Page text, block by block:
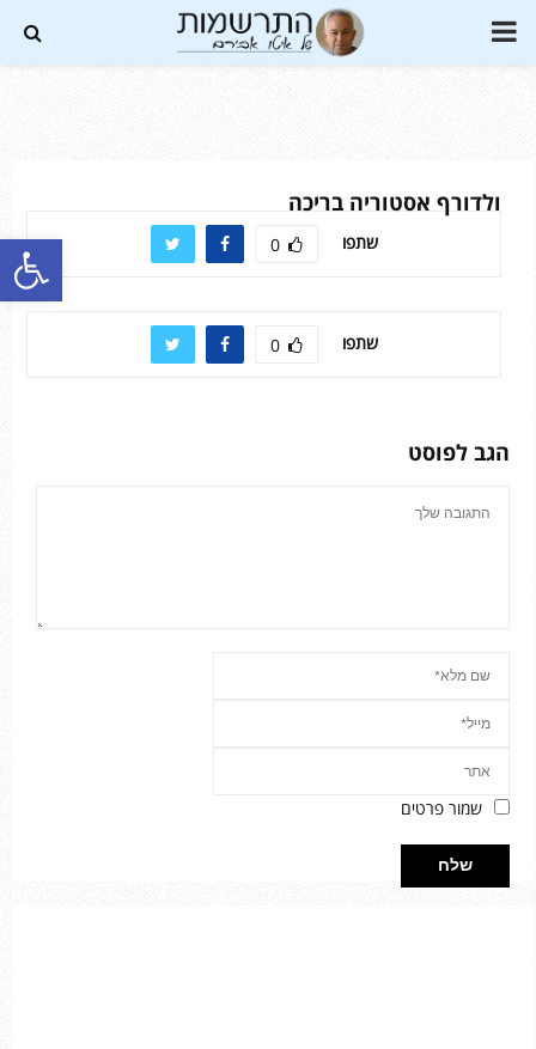
פתח סרגל נגישות
PRIMARY
ולדורף אסטוריה בריכה
שתפו 0
שתפו 0
הגב לפוסט
שמור פרטים